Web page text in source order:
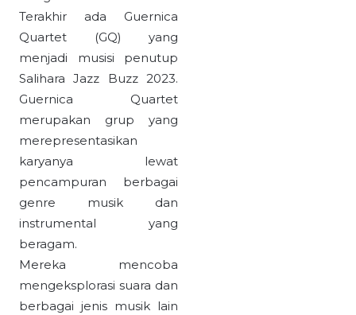
Terakhir ada Guernica
Quartet (GQ) yang
menjadi musisi penutup
Salihara Jazz Buzz 2023.
Guernica Quartet
merupakan grup yang
merepresentasikan
karyanya lewat
pencampuran berbagai
genre musik dan
instrumental yang
beragam.
Mereka mencoba
mengeksplorasi suara dan
berbagai jenis musik lain